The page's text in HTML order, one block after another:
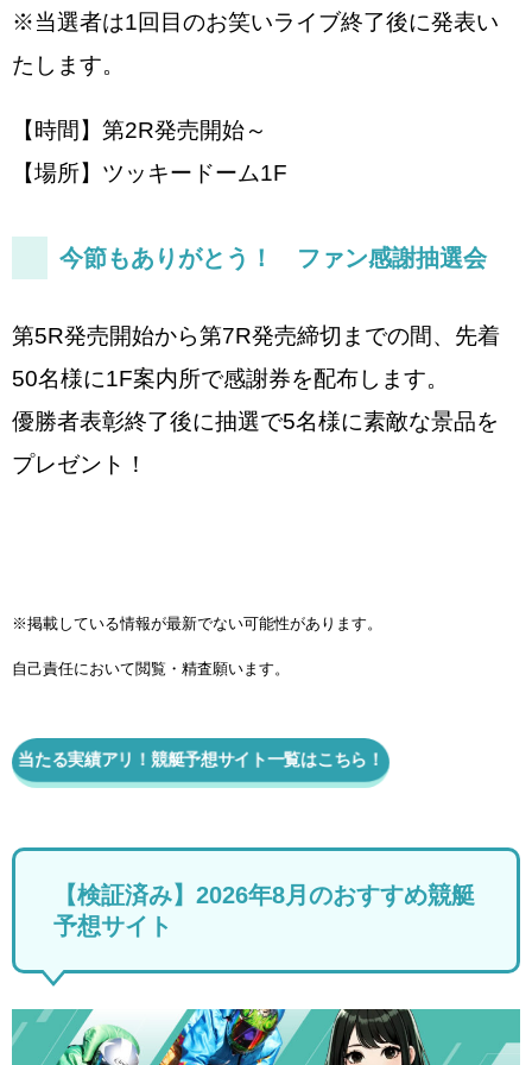
※当選者は1回目のお笑いライブ終了後に発表い
たします。
【時間】第2R発売開始～
【場所】ツッキードーム1F
今節もありがとう！ ファン感謝抽選会
第5R発売開始から第7R発売締切までの間、先着
50名様に1F案内所で感謝券を配布します。
優勝者表彰終了後に抽選で5名様に素敵な景品を
プレゼント！
※掲載している情報が最新でない可能性があります。
自己責任において閲覧・精査願います。
当たる実績アリ！競艇予想サイト一覧はこちら！
【検証済み】2026年8月のおすすめ競艇
予想サイト